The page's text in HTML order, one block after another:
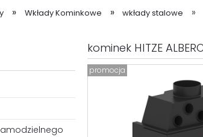
» Wkłady Kominkowe » wkłady stalowe »
kominek HITZE
promocja